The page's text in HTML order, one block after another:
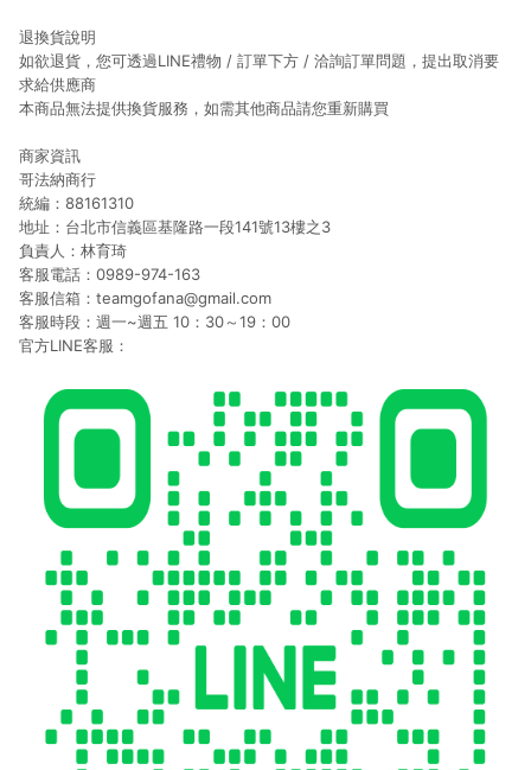
退換貨說明
如欲退貨，您可透過LINE禮物 / 訂單下方 / 洽詢訂單問題，提出取消要
求給供應商
本商品無法提供換貨服務，如需其他商品請您重新購買
商家資訊
哥法納商行
統編：88161310
地址：台北市信義區基隆路一段141號13樓之3
負責人：林育琦
客服電話：0989-974-163
客服信箱：teamgofana@gmail.com
客服時段：週一~週五 10：30～19：00
官方LINE客服：